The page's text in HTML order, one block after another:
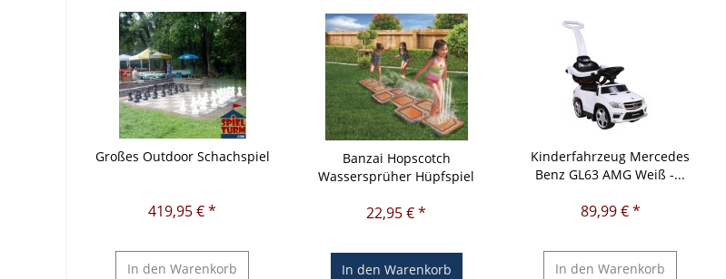
Großes Outdoor Schachspiel
419,95 € *
In den Warenkorb
Banzai Hopscotch
Wassersprüher Hüpfspiel
22,95 € *
In den Warenkorb
Kinderfahrzeug Mercedes
Benz GL63 AMG Weiß -...
89,99 € *
In den Warenkorb